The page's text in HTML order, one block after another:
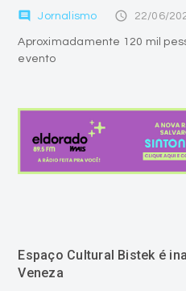
comment Jornalismo access_time 22/06/
Aproximadamente 120 mil
evento
Espaço Cultural Bistek é
Veneza